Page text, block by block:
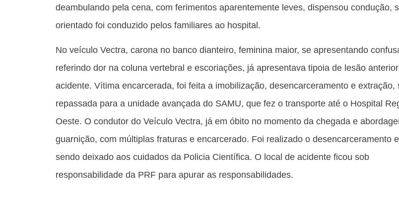
deambulando pela cena, com ferimentos aparentemente leves, dispensou condução,
orientado foi conduzido pelos familiares ao hospital.
No veículo Vectra, carona no banco dianteiro, feminina maior, se apresentando
referindo dor na coluna vertebral e escoriações, já apresentava tipoia de lesão
acidente. Vítima encarcerada, foi feita a imobilização, desencarceramento e extração,
repassada para a unidade avançada do SAMU, que fez o transporte até o Hospital
Oeste. O condutor do Veículo Vectra, já em óbito no momento da chegada e
guarnição, com múltiplas fraturas e encarcerado. Foi realizado o desencarceramento
sendo deixado aos cuidados da Policia Científica. O local de acidente ficou sob
responsabilidade da PRF para apurar as responsabilidades.